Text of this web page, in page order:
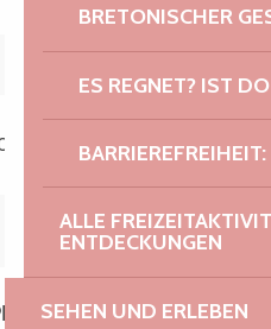
BRETONISCHER
ES REGNET? IST
ALLE
ENTDECKUNGEN
SEHEN UND ERLEBEN
November 2026